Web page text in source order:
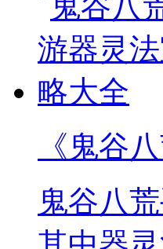
《鬼谷
鬼谷八